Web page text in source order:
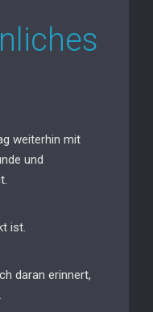
weiterhin mit
und
ist.
daran erinnert,